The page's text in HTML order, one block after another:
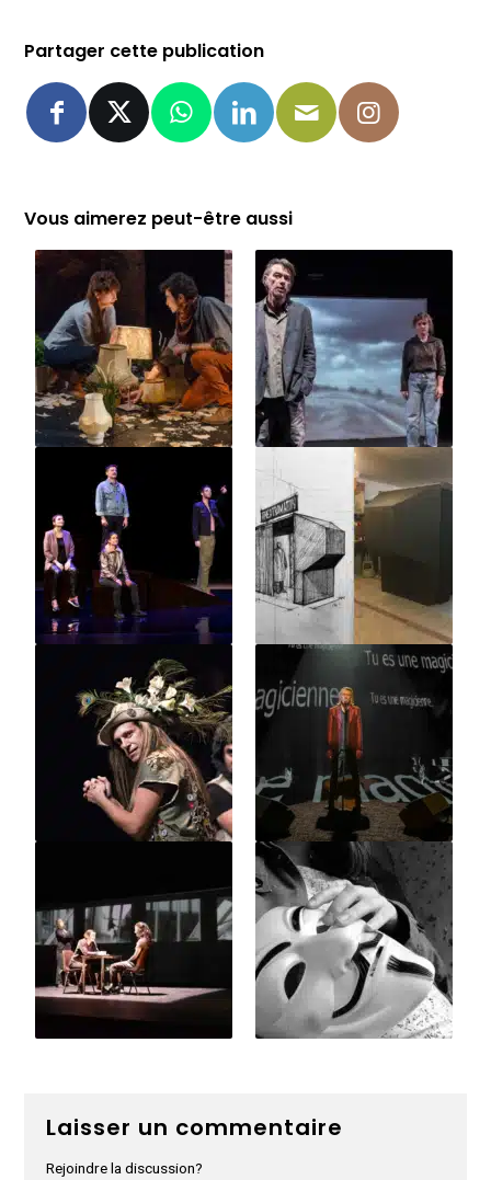
Partager cette publication
Vous aimerez peut-être aussi
Laisser un commentaire
Rejoindre la discussion?